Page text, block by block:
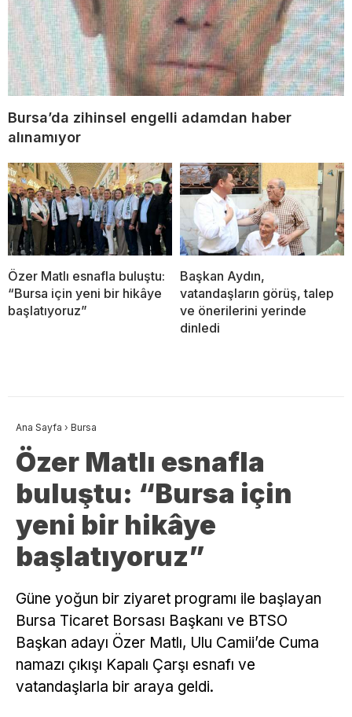
Bursa’da zihinsel engelli adamdan haber
alınamıyor
Özer Matlı esnafla buluştu:
“Bursa için yeni bir hikâye
başlatıyoruz”
Başkan Aydın,
vatandaşların görüş, talep
ve önerilerini yerinde
dinledi
Ana Sayfa › Bursa
Özer Matlı esnafla
buluştu: “Bursa için
yeni bir hikâye
başlatıyoruz”
​Güne yoğun bir ziyaret programı ile başlayan
Bursa Ticaret Borsası Başkanı ve BTSO
Başkan adayı Özer Matlı, Ulu Camii’de Cuma
namazı çıkışı Kapalı Çarşı esnafı ve
vatandaşlarla bir araya geldi.